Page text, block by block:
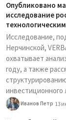
Опубликовано
исследование
Исследование,
Нерчинской,
охватывает
году, а также
Иванов Петр 13